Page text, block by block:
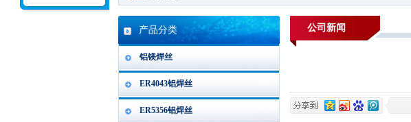
产品分类
铝镁焊丝
ER4043铝焊丝
ER5356铝焊丝
公司新闻